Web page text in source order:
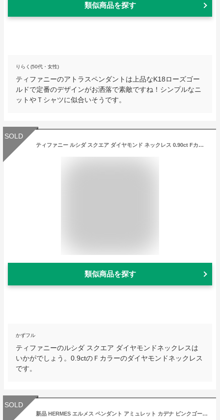
類似商品を探す
りらく(50代・女性)
ティファニーのアトラスペンダントは上品なK18ローズゴー
ルドで定番のデザインがお洒落で素敵ですね！シンプルなニ
ットやＴシャツに似合いそうです。
SOLD
ティファニー ルシダ スクエア ダイヤモンド ネックレス 0.90ct Fカラー VS1 1Pダイヤモンド ソリティア プラチナ PT950 レディース ギフト プレゼント 【ジュエリー】
類似商品を探す
かずフル
ティファニーのルシダ スクエア ダイヤモンドネックレスは
いかがでしょう。0.9ctのＦカラーのダイヤモンドネックレス
です。
SOLD
新品 HERMES エルメス ペンダント アミュレット カデナ ピンクゴールド ダイヤモンド18個 0.09ct【H】【Pendentif Amulettes Cadenas】Or rose